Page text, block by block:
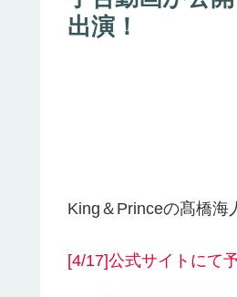
出演！
King＆Princeの髙橋海
[4/17]公式サイトにて